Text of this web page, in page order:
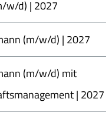
w/d) | 2027
(m/w/d) | 2027
(m/w/d) mit
| 2027